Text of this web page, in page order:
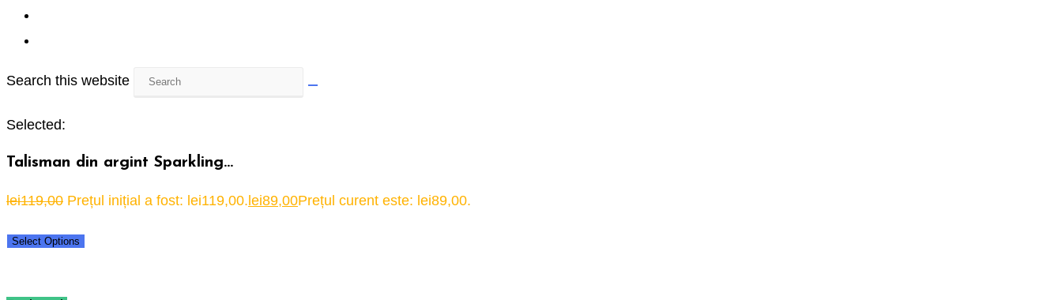
Search this website
Selected:
Talisman din argint Sparkling…
lei119,00 Prețul inițial a fost: lei119,00. lei89,00Prețul curent este: lei89,00.
Select Options